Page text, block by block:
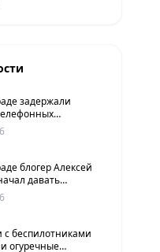
задержали
обманувшего
почти на 1,5 млн
блогер Алексей
давать
по делу о
с беспилотниками
огуречные